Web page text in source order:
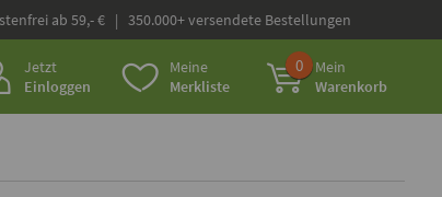
ab 59,- € | 350.000+ versendete Bestellungen
Jetzt
Einloggen
Meine
Merkliste
0
Mein
Warenkorb